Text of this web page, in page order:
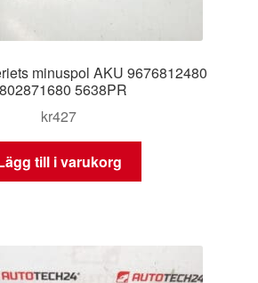
minuspol AKU 9676812480
5638PR
kr427
till i varukorg